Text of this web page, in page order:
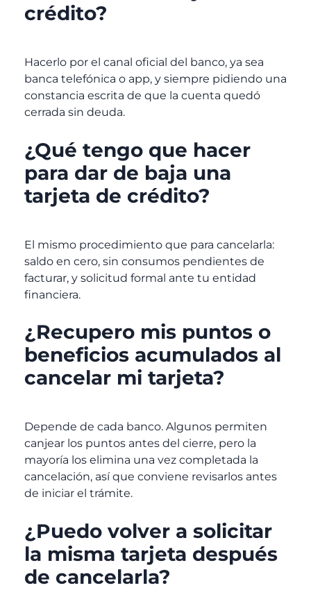
crédito?
Hacerlo por el canal oficial del banco, ya sea
banca telefónica o app, y siempre pidiendo una
constancia escrita de que la cuenta quedó
cerrada sin deuda.
¿Qué tengo que hacer
para dar de baja una
tarjeta de crédito?
El mismo procedimiento que para cancelarla:
saldo en cero, sin consumos pendientes de
facturar, y solicitud formal ante tu entidad
financiera.
¿Recupero mis puntos o
beneficios acumulados al
cancelar mi tarjeta?
Depende de cada banco. Algunos permiten
canjear los puntos antes del cierre, pero la
mayoría los elimina una vez completada la
cancelación, así que conviene revisarlos antes
de iniciar el trámite.
¿Puedo volver a solicitar
la misma tarjeta después
de cancelarla?